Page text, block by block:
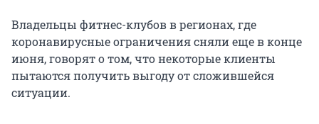
Владельцы фитнес-клубов в регионах, где
коронавирусные ограничения сняли еще в конце
июня, говорят о том, что некоторые клиенты
пытаются получить выгоду от сложившейся
ситуации.